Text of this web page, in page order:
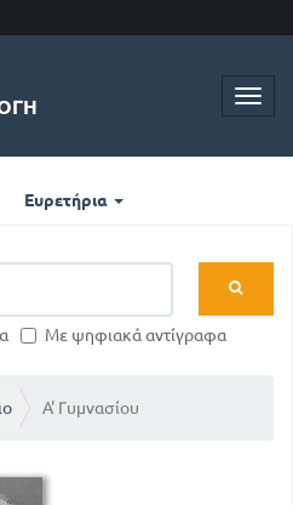
Ευρετήρια
Με ψηφιακά αντίγραφα
Α' Γυμνασίου